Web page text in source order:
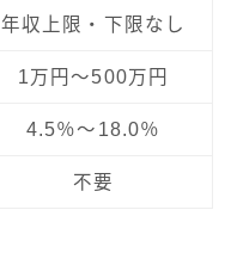
年収上限・下限なし
1万円～500万円
4.5％～18.0％
不要